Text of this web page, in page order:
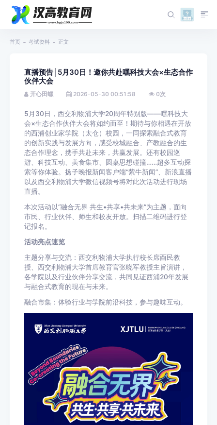
首页 考试资料 正文
直播预告│5月30日！邀你共赴嘿科技大会×生态合作
伙伴大会
开心田螺 2026-05-30 00:51:58 0次
5月30日，西交利物浦大学20周年特别版——嘿科技大
会×生态合作伙伴大会将如约而至！期待与你相遇在开放
的西浦创业家学院（太仓）校园，一同探索融合式教育
的创新实践与发展方向，感受校城融合、产教融合的生
态合作理念，携手共赴未来，共赢发展。还有校园巡
游、科技互动、美食集市、圆桌思想碰撞……超多互动探
索等你体验。扬子晚报新闻客户端“紫牛新闻”、新浪直播
以及西交利物浦大学微信视频号将对此次活动进行现场
直播。
本次活动以“融合无界 共生•共享•共未来”为主题，面向
市民、行业伙伴、师生和校友开放。扫描二维码进行登
记报名。
活动亮点速览
主题分享与交流：西交利物浦大学执行校长席酉民教
授、西交利物浦大学首席教育官张晓军教授主旨演讲，
各学院以及行业伙伴分享交流，共同见证西浦20年发展
与融合式教育的现在与未来。
融合市集：体验行业与学院前沿科技，参与趣味互动。